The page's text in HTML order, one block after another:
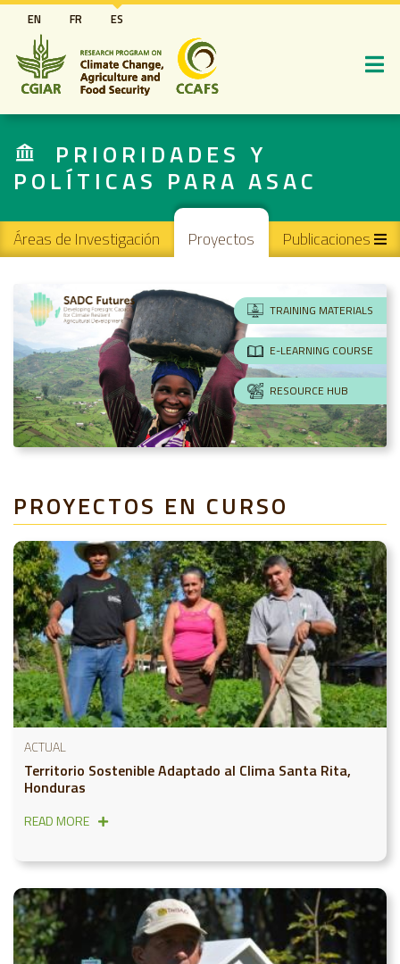
Pasar
al
contenido
principal
EN FR ES
PRIORIDADES Y
POLÍTICAS PARA ASAC
Main navigation
Áreas de Investigación Proyectos Publicaciones
TRAINING MATERIALS
E-LEARNING COURSE
RESOURCE HUB
PROYECTOS EN CURSO
ACTUAL
Territorio Sostenible Adaptado al Clima Santa Rita,
Honduras
READ MORE